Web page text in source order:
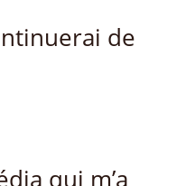
de
qui m’a